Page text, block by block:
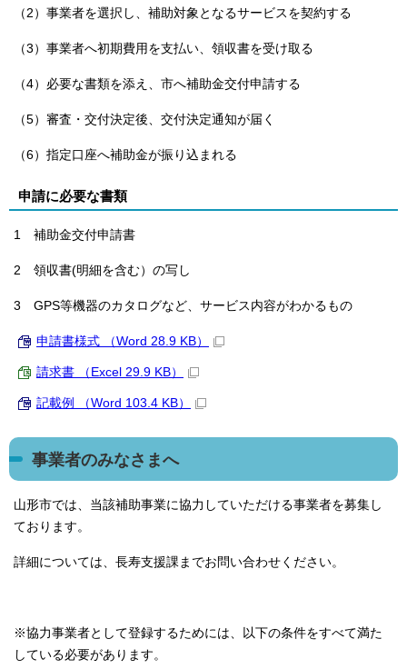
（2）事業者を選択し、補助対象となるサービスを契約する
（3）事業者へ初期費用を支払い、領収書を受け取る
（4）必要な書類を添え、市へ補助金交付申請する
（5）審査・交付決定後、交付決定通知が届く
（6）指定口座へ補助金が振り込まれる
申請に必要な書類
1 補助金交付申請書
2 領収書(明細を含む）の写し
3 GPS等機器のカタログなど、サービス内容がわかるもの
申請書様式 （Word 28.9 KB）
請求書 （Excel 29.9 KB）
記載例 （Word 103.4 KB）
事業者のみなさまへ
山形市では、当該補助事業に協力していただける事業者を募集し
ております。
詳細については、長寿支援課までお問い合わせください。
※協力事業者として登録するためには、以下の条件をすべて満た
している必要があります。